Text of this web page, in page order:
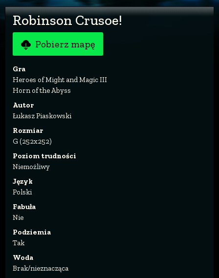
Robinson Crusoe!
Pobierz mapę
Gra
Heroes of Might and Magic III
Horn of the Abyss
Autor
Łukasz Piaskowski
Rozmiar
G (252x252)
Poziom trudności
Niemożliwy
Język
Polski
Fabuła
Nie
Podziemia
Tak
Woda
Brak/nieznacząca